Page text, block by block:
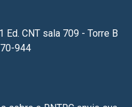
Ed. CNT sala 709 - Torre B
944